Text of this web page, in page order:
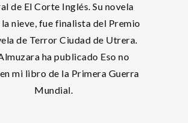
de El Corte Inglés. Su novela
la nieve, fue finalista del Premio
de Terror Ciudad de Utrera.
ha publicado Eso no
mi libro de la Primera Guerra
Mundial.